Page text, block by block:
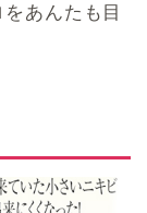
あんたも目